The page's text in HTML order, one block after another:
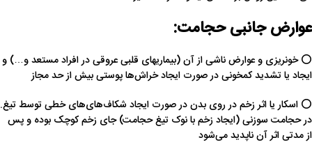
عوارض جانبیحجامت:
⭕ خونریزی و عوارض ناشی از آن (بیماریهای قلبی عروقی در افراد مستعد و…) و
ایجاد یا تشدید کمخونی در صورت ایجاد خراش‌ها پوستی بیش از حد مجاز
⭕ اسکار یا اثر زخم در روی بدن در صورت ایجاد شکاف‌های‌های خطی توسط تیغ.
در حجامت سوزنی (ایجاد زخم با نوک تیغ حجامت) جای زخم کوچک بوده و پس
از مدتی اثر آن ناپدید می‌شود